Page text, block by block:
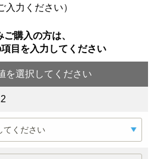
入力ください）
ご購入の方は、
目を入力してください
を選択してください